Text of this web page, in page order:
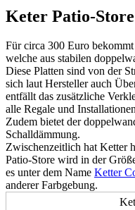
Keter Patio-Store
Für circa 300 Euro
welche aus stabilen
Diese Platten sind von der
sich laut Hersteller auch
entfällt das zusätzliche
alle Regale und
Zudem bietet der
Schalldämmung.
Zwischenzeitlich hat Ketter
Patio-Store wird in der
es unter dem Name Ketter
anderer Farbgebung.